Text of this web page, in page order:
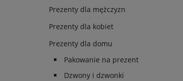
Prezenty dla mężczyzn
Prezenty dla kobiet
Prezenty dla domu
Pakowanie na prezent
Dzwony i dzwonki